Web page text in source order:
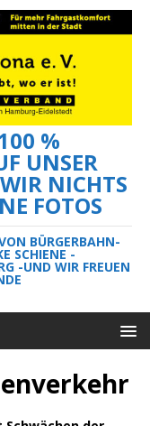
%
UNSER
NICHTS
FOTOS
BÜRGERBAHN-
SCHIENE -
-UND WIR FREUEN